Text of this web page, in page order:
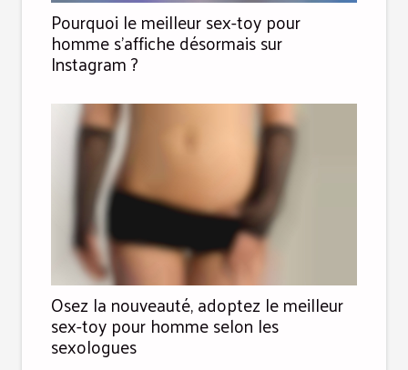
Pourquoi le meilleur sex-toy pour
homme s’affiche désormais sur
Instagram ?
Osez la nouveauté, adoptez le meilleur
sex-toy pour homme selon les
sexologues